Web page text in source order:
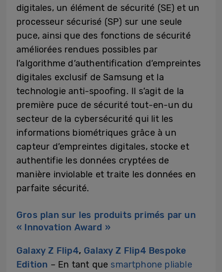
digitales, un élément de sécurité (SE) et un
processeur sécurisé (SP) sur une seule
puce, ainsi que des fonctions de sécurité
améliorées rendues possibles par
l’algorithme d’authentification d’empreintes
digitales exclusif de Samsung et la
technologie anti-spoofing. Il s’agit de la
première puce de sécurité tout-en-un du
secteur de la cybersécurité qui lit les
informations biométriques grâce à un
capteur d’empreintes digitales, stocke et
authentifie les données cryptées de
manière inviolable et traite les données en
parfaite sécurité.
Gros plan sur les produits primés par un
« Innovation Award »
Galaxy Z Flip4, Galaxy Z Flip4 Bespoke
Edition – En tant que smartphone pliable